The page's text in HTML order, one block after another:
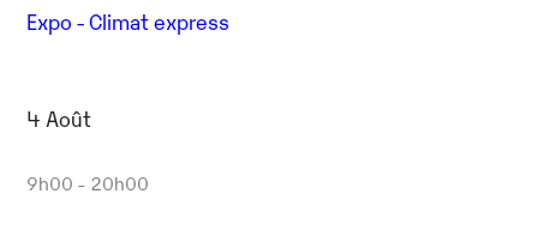
Expo - Climat express
4 Août
9h00 - 20h00